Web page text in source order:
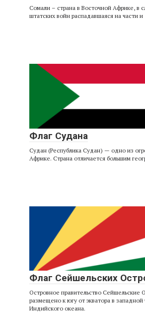
Сомали – страна в Восточной Африке, в
штатских войн распадавшаяся на части и
Флаг Судана
Судан (Республика Судан) — одно из
Африке. Страна отличается большим
Флаг Сейшельских
Островное правительство Сейшельские
размещено к югу от экватора в западной
Индийского океана.